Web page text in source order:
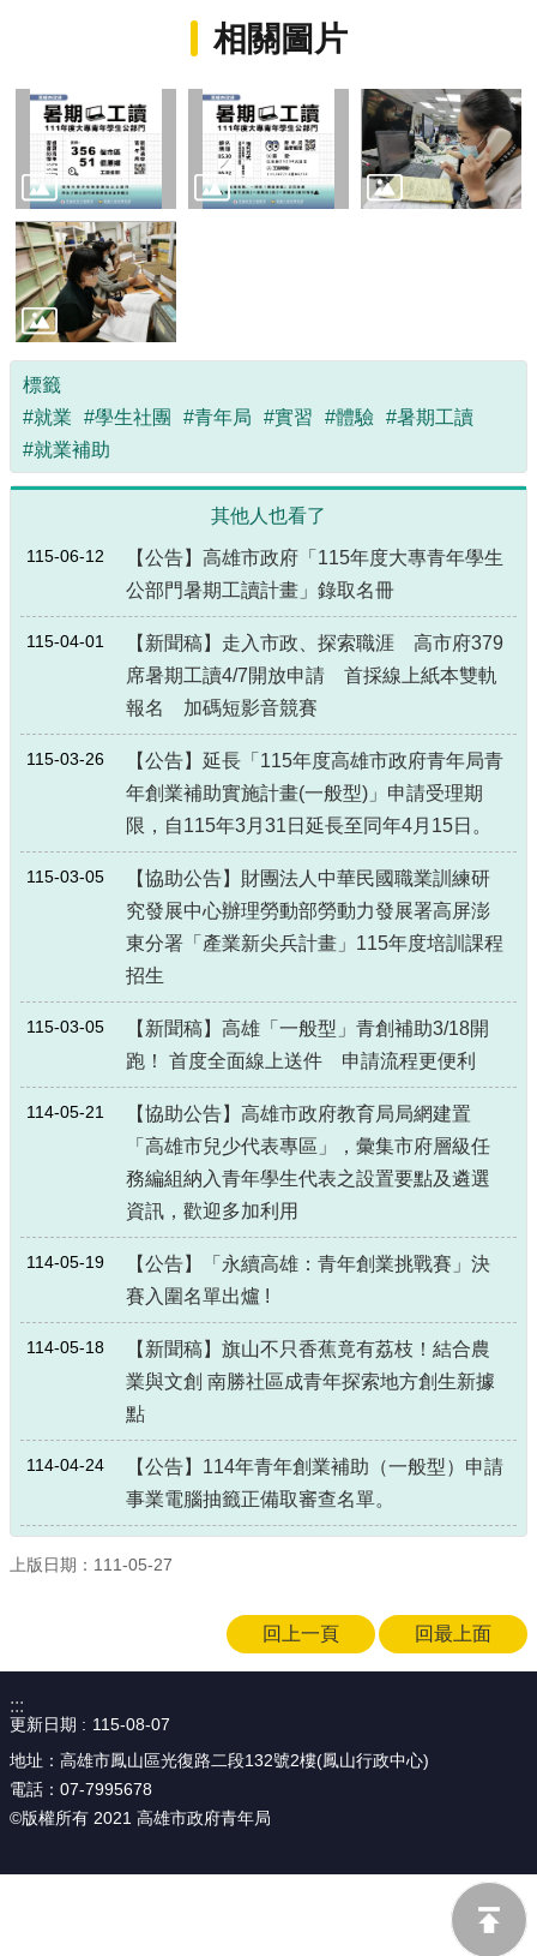
Instagram
Line
隱
私
權
及
安
全
策
政
府
網
料
告
相關圖片
標籤
#就業
#學生社團 #青年局 #實習 #體驗 #暑期工讀
#就業補助
其他人也看了
115-06-12
【公告】高雄市政府「115年度大專青年學生
公部門暑期工讀計畫」錄取名冊
115-04-01
【新聞稿】走入市政、探索職涯 高市府379
席暑期工讀4/7開放申請 首採線上紙本雙軌
報名 加碼短影音競賽
115-03-26
【公告】延長「115年度高雄市政府青年局青
年創業補助實施計畫(一般型)」申請受理期
限，自115年3月31日延長至同年4月15日。
115-03-05
【協助公告】財團法人中華民國職業訓練研
究發展中心辦理勞動部勞動力發展署高屏澎
東分署「產業新尖兵計畫」115年度培訓課程
招生
115-03-05
【新聞稿】高雄「一般型」青創補助3/18開
跑！ 首度全面線上送件 申請流程更便利
114-05-21
【協助公告】高雄市政府教育局局網建置
「高雄市兒少代表專區」，彙集市府層級任
務編組納入青年學生代表之設置要點及遴選
資訊，歡迎多加利用
114-05-19
【公告】「永續高雄：青年創業挑戰賽」決
賽入圍名單出爐 !
114-05-18
【新聞稿】旗山不只香蕉竟有荔枝！結合農
業與文創 南勝社區成青年探索地方創生新據
點
114-04-24
【公告】114年青年創業補助（一般型）申請
事業電腦抽籤正備取審查名單。
上版日期：111-05-27
回上一頁 回最上面
:::
更新日期
115-08-07
地址：高雄市鳳山區光復路二段132號2樓(鳳山行政中心)
電話：07-7995678
©版權所有 2021 高雄市政府青年局